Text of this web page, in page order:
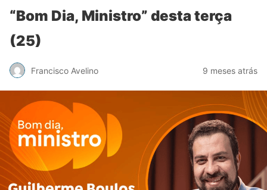
“Bom Dia, Ministro” desta terça
(25)
Francisco Avelino 9 meses atrás